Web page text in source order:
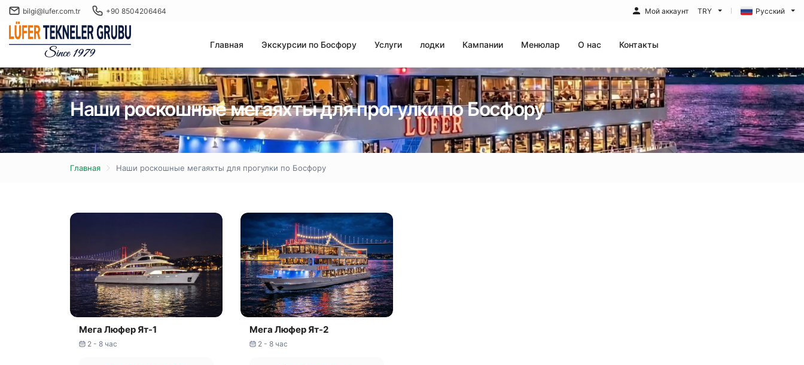
bilgi@lufer.com.tr +90 8504206464 Мой аккаунт TRY Русский
Главная Экскурсии по Босфору Услуги лодки Кампании Менюлар О нас Контакты
Наши роскошные мегаяхты для прогулки по Босфору
Главная Наши роскошные мегаяхты для прогулки по Босфору
Мега Люфер Ят-1
2 - 8 час
Мега Люфер Ят-2
2 - 8 час